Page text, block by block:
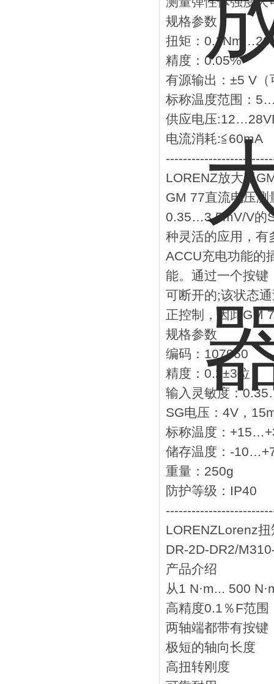
规格参数
扭矩：
精度：0.05%
有源输出：±5 V（
标称温度范围：
供应电压
电流消耗:≦60mA
LORENZ放大器
GM 77直流电压
0.35…3.5mV/V的
种灵活的应用，有
ACCU充电功能的
能。通过一个按键
可断开的;该状态
正控制，因此GM
规格参数
编码：107960
精度：0.2±3位
输入灵敏度：
SG电压：4V，
标称温度：
储存温度：-
重量：250g
防护等级：IP40
LORENZLorenz
DR-2D-DR2/
产品介绍
从1 N·m... 500
高精度0.1％F范围
两轴端都带有按键
极短的轴向长度
高扭转刚度